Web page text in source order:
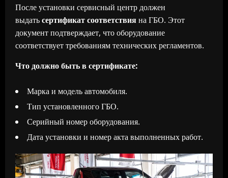
После установки сервисный центр должен
выдатьсертификат соответствияна ГБО. Этот
документ подтверждает, что оборудование
соответствует требованиям технических регламентов.
Что должно быть в сертификате:
Марка и модель автомобиля.
Тип установленного ГБО.
Серийный номер оборудования.
Дата установки и номер акта выполненных работ.